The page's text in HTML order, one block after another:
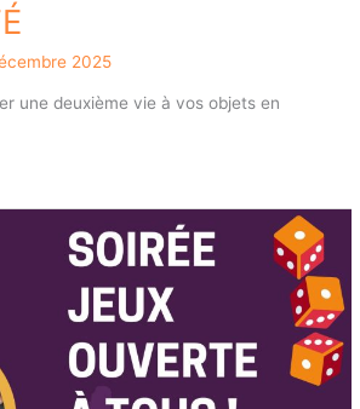
2025
une deuxième vie à vos objets en